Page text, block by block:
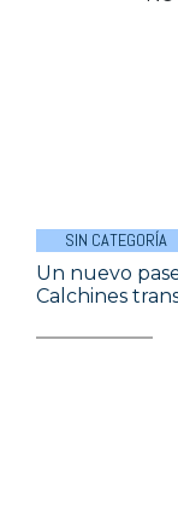
SIN CATEGORÍA
Un nuevo
Calchines